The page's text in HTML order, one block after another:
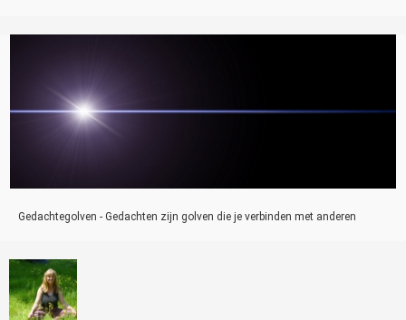
Gedachtegolven - Gedachten zijn golven die je verbinden met anderen